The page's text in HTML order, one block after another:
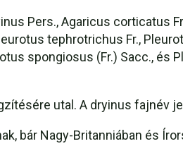
Pers., Agaricus corticatus
tephrotrichus Fr.,
spongiosus (Fr.) Sacc., és
utal. A dryinus fajnév
bár Nagy-Britanniában és